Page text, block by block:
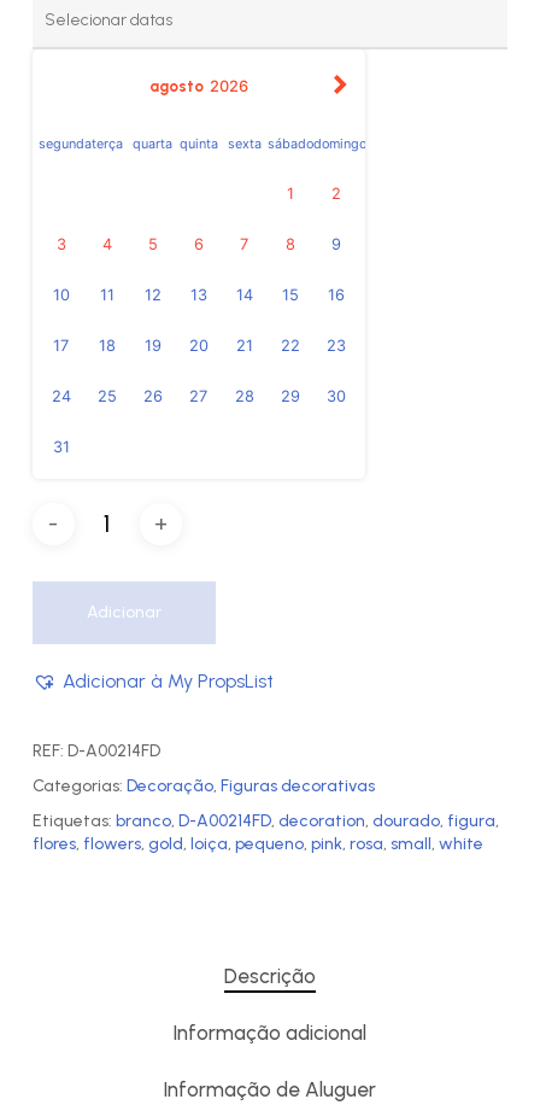
agosto 2026
segundaterça quarta quinta sexta sábadodomingo
1 2
3 4 5 6 7 8 9
10 11 12 13 14 15 16
17 18 19 20 21 22 23
24 25 26 27 28 29 30
31
Adicionar
Adicionar à My PropsList
REF: D-A00214FD
Categorias: Decoração, Figuras decorativas
Etiquetas: branco, D-A00214FD, decoration, dourado, figura,
flores, flowers, gold, loiça, pequeno, pink, rosa, small, white
Descrição
Informação adicional
Informação de Aluguer